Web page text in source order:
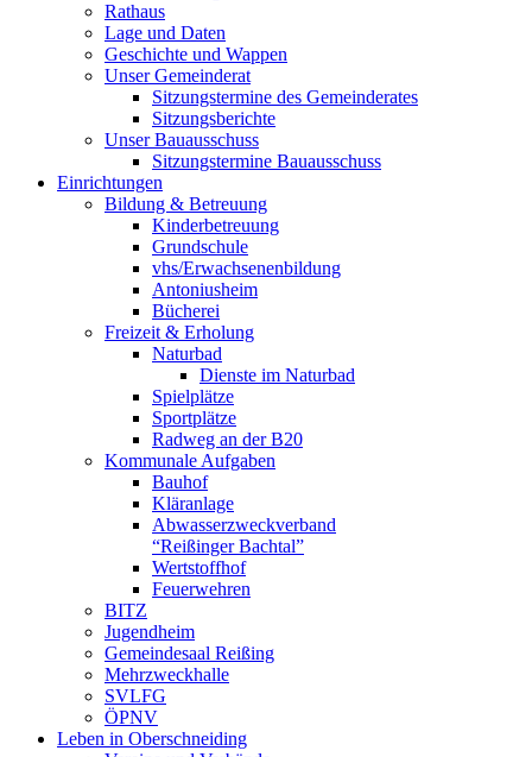
Rathaus
Lage und Daten
Geschichte und Wappen
Unser Gemeinderat
Sitzungstermine des Gemeinderates
Sitzungsberichte
Unser Bauausschuss
Sitzungstermine Bauausschuss
Einrichtungen
Bildung & Betreuung
Kinderbetreuung
Grundschule
vhs/Erwachsenenbildung
Antoniusheim
Bücherei
Freizeit & Erholung
Naturbad
Dienste im Naturbad
Spielplätze
Sportplätze
Radweg an der B20
Kommunale Aufgaben
Bauhof
Kläranlage
Abwasserzweckverband
“Reißinger Bachtal”
Wertstoffhof
Feuerwehren
BITZ
Jugendheim
Gemeindesaal Reißing
Mehrzweckhalle
SVLFG
ÖPNV
Leben in Oberschneiding